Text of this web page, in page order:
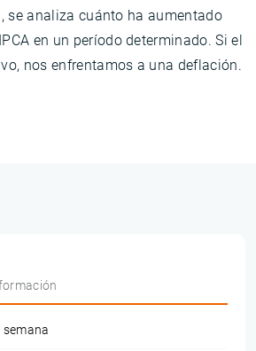
se analiza cuánto ha aumentado
en un período determinado. Si el
nos enfrentamos a una deflación.
semana